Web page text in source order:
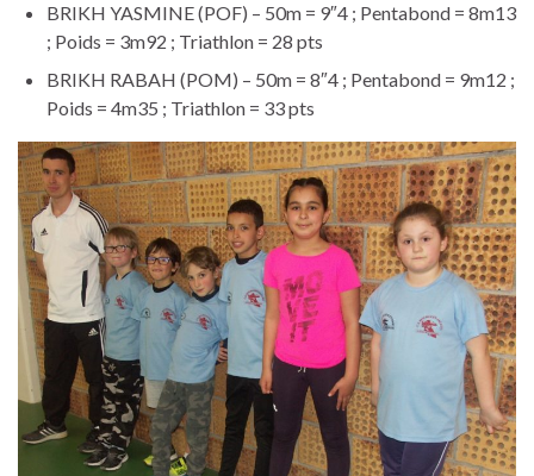
BRIKH YASMINE (POF) – 50m = 9″4 ; Pentabond = 8m13
; Poids = 3m92 ; Triathlon = 28 pts
BRIKH RABAH (POM) – 50m = 8″4 ; Pentabond = 9m12 ;
Poids = 4m35 ; Triathlon = 33 pts